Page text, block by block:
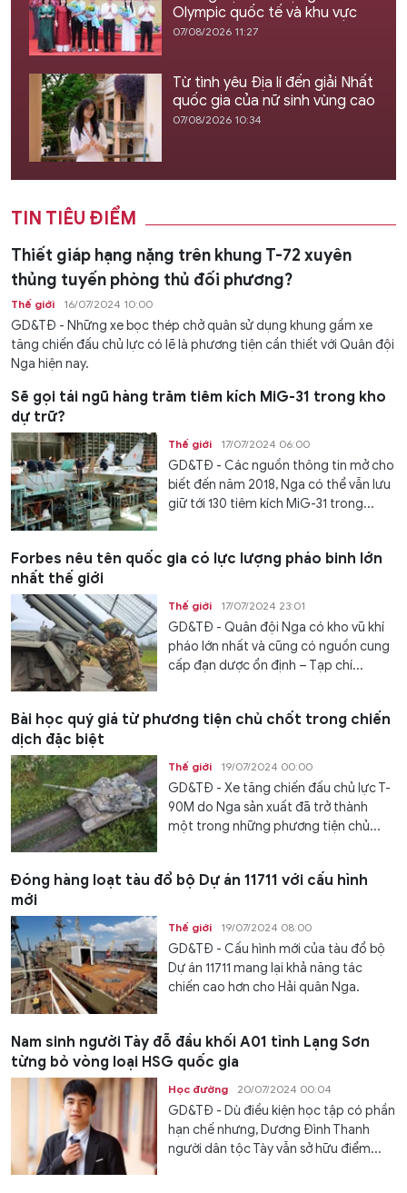
Olympic quốc tế và khu vực
07/08/2026 11:27
Từ tình yêu Địa lí đến giải Nhất
quốc gia của nữ sinh vùng cao
07/08/2026 10:34
TIN TIÊU ĐIỂM
Thiết giáp hạng nặng trên khung T-72 xuyên
thủng tuyến phòng thủ đối phương?
Thế giới 16/07/2024 10:00
GD&TĐ - Những xe bọc thép chở quân sử dụng khung gầm xe
tăng chiến đấu chủ lực có lẽ là phương tiện cần thiết với Quân đội
Nga hiện nay.
Sẽ gọi tái ngũ hàng trăm tiêm kích MiG-31 trong kho
dự trữ?
Thế giới 17/07/2024 06:00
GD&TĐ - Các nguồn thông tin mở cho
biết đến năm 2018, Nga có thể vẫn lưu
giữ tới 130 tiêm kích MiG-31 trong...
Forbes nêu tên quốc gia có lực lượng pháo binh lớn
nhất thế giới
Thế giới 17/07/2024 23:01
GD&TĐ - Quân đội Nga có kho vũ khí
pháo lớn nhất và cũng có nguồn cung
cấp đạn dược ổn định – Tạp chí...
Bài học quý giá từ phương tiện chủ chốt trong chiến
dịch đặc biệt
Thế giới 19/07/2024 00:00
GD&TĐ - Xe tăng chiến đấu chủ lực T-
90M do Nga sản xuất đã trở thành
một trong những phương tiện chủ...
Đóng hàng loạt tàu đổ bộ Dự án 11711 với cấu hình
mới
Thế giới 19/07/2024 08:00
GD&TĐ - Cấu hình mới của tàu đổ bộ
Dự án 11711 mang lại khả năng tác
chiến cao hơn cho Hải quân Nga.
Nam sinh người Tày đỗ đầu khối A01 tỉnh Lạng Sơn
từng bỏ vòng loại HSG quốc gia
Học đường 20/07/2024 00:04
GD&TĐ - Dù điều kiện học tập có phần
hạn chế nhưng, Dương Đình Thanh
người dân tộc Tày vẫn sở hữu điểm...